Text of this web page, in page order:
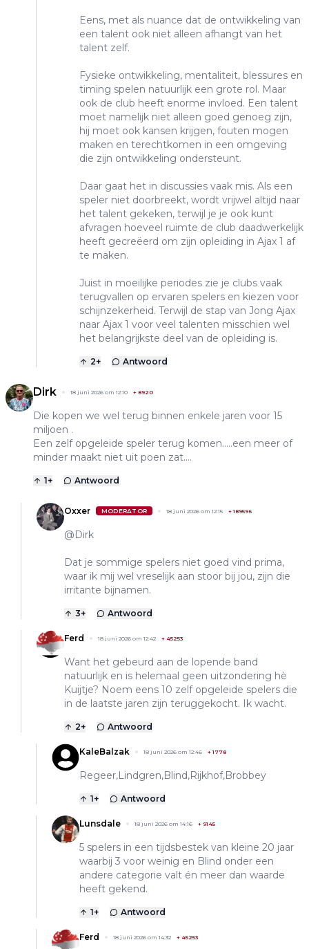
Eens, met als nuance dat de ontwikkeling van
een talent ook niet alleen afhangt van het
talent zelf.
Fysieke ontwikkeling, mentaliteit, blessures en
timing spelen natuurlijk een grote rol. Maar
ook de club heeft enorme invloed. Een talent
moet namelijk niet alleen goed genoeg zijn,
hij moet ook kansen krijgen, fouten mogen
maken en terechtkomen in een omgeving
die zijn ontwikkeling ondersteunt.
Daar gaat het in discussies vaak mis. Als een
speler niet doorbreekt, wordt vrijwel altijd naar
het talent gekeken, terwijl je je ook kunt
afvragen hoeveel ruimte de club daadwerkelijk
heeft gecreëerd om zijn opleiding in Ajax 1 af
te maken.
Juist in moeilijke periodes zie je clubs vaak
terugvallen op ervaren spelers en kiezen voor
schijnzekerheid. Terwijl de stap van Jong Ajax
naar Ajax 1 voor veel talenten misschien wel
het belangrijkste deel van de opleiding is.
2+ Antwoord
Dirk 18 juni 2026 om 12:10 + 8920
Die kopen we wel terug binnen enkele jaren voor 15
miljoen .
Een zelf opgeleide speler terug komen.....een meer of
minder maakt niet uit poen zat....
1+ Antwoord
Oxxer MODERATOR 18 juni 2026 om 12:15 +189596
@Dirk
Dat je sommige spelers niet goed vind prima,
waar ik mij wel vreselijk aan stoor bij jou, zijn die
irritante bijnamen.
3+ Antwoord
Ferd 18 juni 2026 om 12:42 + 45253
Want het gebeurd aan de lopende band
natuurlijk en is helemaal geen uitzondering hè
Kuijtje? Noem eens 10 zelf opgeleide spelers die
in de laatste jaren zijn teruggekocht. Ik wacht.
2+ Antwoord
KaleBalzak 18 juni 2026 om 12:46 +1778
Regeer,Lindgren,Blind,Rijkhof,Brobbey
1+ Antwoord
Lunsdale 18 juni 2026 om 14:16 + 9145
5 spelers in een tijdsbestek van kleine 20 jaar
waarbij 3 voor weinig en Blind onder een
andere categorie valt én meer dan waarde
heeft gekend.
1+ Antwoord
Ferd 18 juni 2026 om 14:32 + 45253